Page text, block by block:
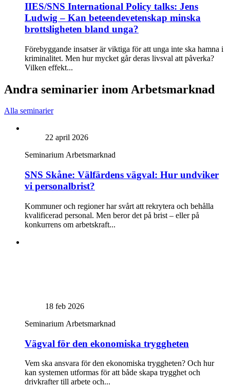
IIES/SNS International Policy talks: Jens
Ludwig – Kan beteendevetenskap minska
brottsligheten bland unga?
Förebyggande insatser är viktiga för att unga inte ska hamna i
kriminalitet. Men hur mycket går deras livsval att påverka?
Vilken effekt...
Andra seminarier inom Arbetsmarknad
Alla seminarier
22 april 2026
Seminarium Arbetsmarknad
SNS Skåne: Välfärdens vägval: Hur undviker
vi personalbrist?
Kommuner och regioner har svårt att rekrytera och behålla
kvalificerad personal. Men beror det på brist – eller på
konkurrens om arbetskraft...
18 feb 2026
Seminarium Arbetsmarknad
Vägval för den ekonomiska tryggheten
Vem ska ansvara för den ekonomiska tryggheten? Och hur
kan systemen utformas för att både skapa trygghet och
drivkrafter till arbete och...